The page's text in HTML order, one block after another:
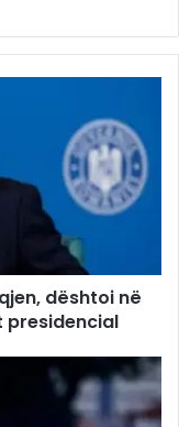
dështoi në
presidencial